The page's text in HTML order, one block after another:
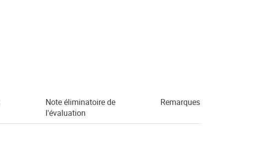
Note éliminatoire de
l'évaluation
Remarques